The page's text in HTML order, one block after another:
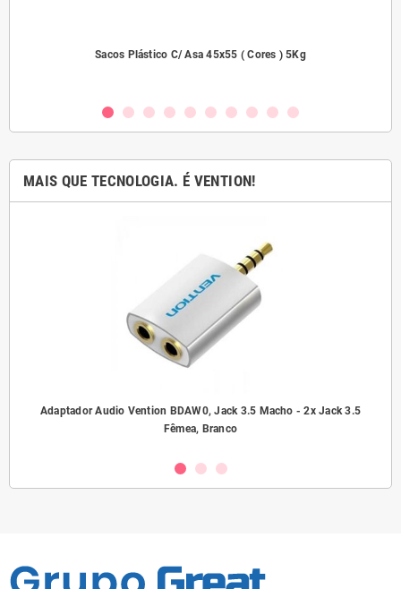
Sacos Plástico C/ Asa 45x55 ( Cores ) 5Kg
MAIS QUE TECNOLOGIA. É VENTION!
Adaptador Audio Vention BDAW0, Jack 3.5 Macho - 2x Jack 3.5
Fêmea, Branco